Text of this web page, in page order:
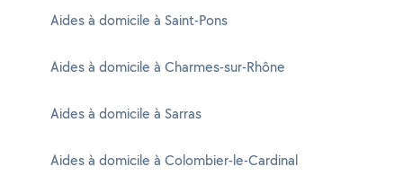
Aides à domicile à Saint-Pons
Aides à domicile à Charmes-sur-Rhône
Aides à domicile à Sarras
Aides à domicile à Colombier-le-Cardinal